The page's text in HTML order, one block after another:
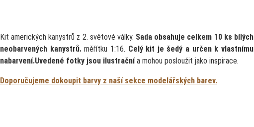
Kit amerických kanystrů z 2. světové války. Sada obsahuje celkem 10 ks bílých
neobarvených kanystrů.měřítku 1:16. Celý kit je šedý a určen k vlastnímu
nabarvení.Uvedené fotky jsou ilustračnía mohou posloužit jako inspirace.
Doporučujeme dokoupit barvy z naší sekce modelářských barev.